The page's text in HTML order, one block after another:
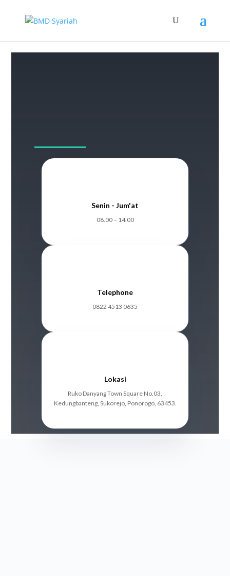
Senin - Jum'at
08.00 – 14.00
Telephone
0822 4513 0635
Lokasi
Ruko Danyang Town Square No.03,
Kedungbanteng, Sukorejo, Ponorogo, 63453.